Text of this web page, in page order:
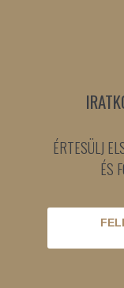
ÉRTESÜLJ
ÉS